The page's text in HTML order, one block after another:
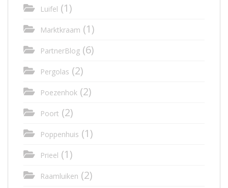
Luifel (1)
Marktkraam (1)
PartnerBlog (6)
Pergolas (2)
Poezenhok (2)
Poort (2)
Poppenhuis (1)
Prieel (1)
Raamluiken (2)